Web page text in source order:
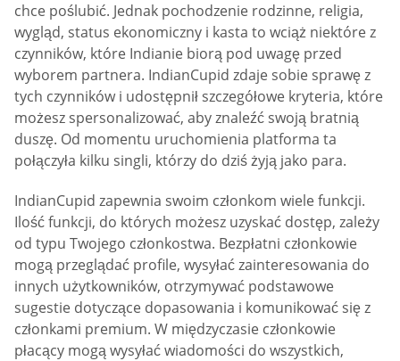
chce poślubić. Jednak pochodzenie rodzinne, religia,
wygląd, status ekonomiczny i kasta to wciąż niektóre z
czynników, które Indianie biorą pod uwagę przed
wyborem partnera. IndianCupid zdaje sobie sprawę z
tych czynników i udostępnił szczegółowe kryteria, które
możesz spersonalizować, aby znaleźć swoją bratnią
duszę. Od momentu uruchomienia platforma ta
połączyła kilku singli, którzy do dziś żyją jako para.
IndianCupid zapewnia swoim członkom wiele funkcji.
Ilość funkcji, do których możesz uzyskać dostęp, zależy
od typu Twojego członkostwa. Bezpłatni członkowie
mogą przeglądać profile, wysyłać zainteresowania do
innych użytkowników, otrzymywać podstawowe
sugestie dotyczące dopasowania i komunikować się z
członkami premium. W międzyczasie członkowie
płacący mogą wysyłać wiadomości do wszystkich,